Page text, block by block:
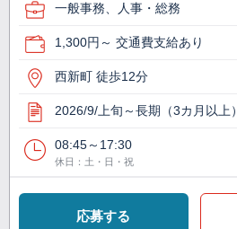
一般事務、人事・総務
1,300円～ 交通費支給あり
西新町 徒歩12分
2026/9/上旬～長期（3カ月以上）
08:45～17:30
休日：土・日・祝
応募する